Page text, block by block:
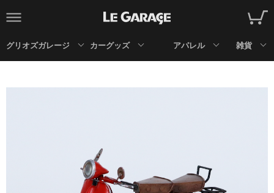
グリオズガレージ カーグッズ アパレル 雑貨